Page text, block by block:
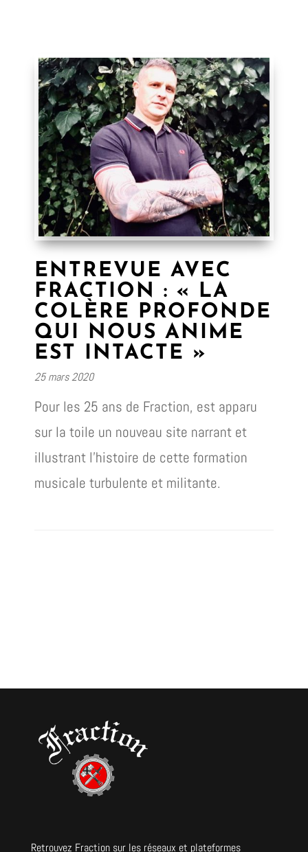
ENTREVUE AVEC
FRACTION : « LA
COLÈRE PROFONDE
QUI NOUS ANIME
EST INTACTE »
25 mars 2020
Pour les 25 ans de Fraction, est apparu
sur la toile un nouveau site narrant et
illustrant l’histoire de cette formation
musicale turbulente et militante.
Retrouvez Fraction sur les réseaux et plateformes